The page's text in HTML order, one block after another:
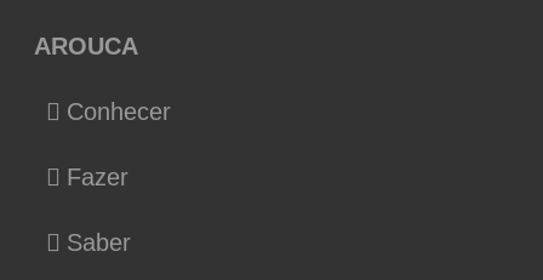
AROUCA
Conhecer
Fazer
Saber